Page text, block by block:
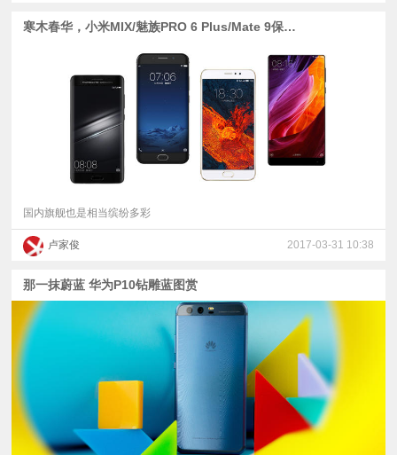
寒木春华，小米MIX/魅族PRO 6 Plus/Mate 9保时捷设计/vivo Xplay6对比评测
国内旗舰也是相当缤纷多彩
卢家俊 2017-03-31 10:38
那一抹蔚蓝 华为P10钻雕蓝图赏